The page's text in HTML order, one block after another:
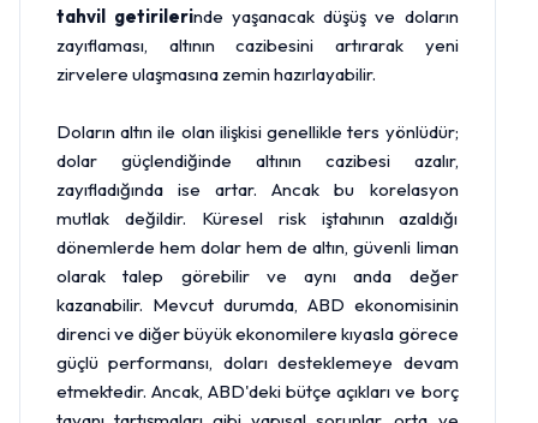
tahvil getirilerinde yaşanacak düşüş ve doların
zayıflaması, altının cazibesini artırarak yeni
zirvelere ulaşmasına zemin hazırlayabilir.
Doların altın ile olan ilişkisi genellikle ters yönlüdür;
dolar güçlendiğinde altının cazibesi azalır,
zayıfladığında ise artar. Ancak bu korelasyon
mutlak değildir. Küresel risk iştahının azaldığı
dönemlerde hem dolar hem de altın, güvenli liman
olarak talep görebilir ve aynı anda değer
kazanabilir. Mevcut durumda, ABD ekonomisinin
direnci ve diğer büyük ekonomilere kıyasla görece
güçlü performansı, doları desteklemeye devam
etmektedir. Ancak, ABD'deki bütçe açıkları ve borç